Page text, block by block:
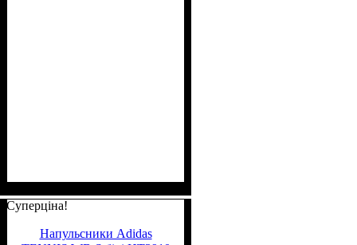
Суперціна!
Напульсники Adidas